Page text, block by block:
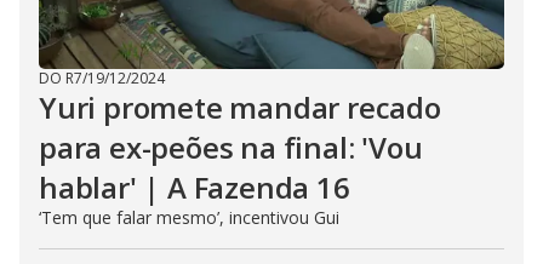
DO R7/19/12/2024
Yuri promete mandar recado
para ex-peões na final: 'Vou
hablar' | A Fazenda 16
‘Tem que falar mesmo’, incentivou Gui